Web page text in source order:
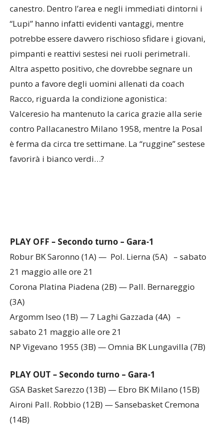
canestro. Dentro l’area e negli immediati dintorni i
“Lupi” hanno infatti evidenti vantaggi, mentre
potrebbe essere davvero rischioso sfidare i giovani,
pimpanti e reattivi sestesi nei ruoli perimetrali.
Altra aspetto positivo, che dovrebbe segnare un
punto a favore degli uomini allenati da coach
Racco, riguarda la condizione agonistica:
Valceresio ha mantenuto la carica grazie alla serie
contro Pallacanestro Milano 1958, mentre la Posal
è ferma da circa tre settimane. La “ruggine” sestese
favorirà i bianco verdi…?
PLAY OFF – Secondo turno – Gara-1
Robur BK Saronno (1A) — Pol. Lierna (5A) – sabato
21 maggio alle ore 21
Corona Platina Piadena (2B) — Pall. Bernareggio
(3A)
Argomm Iseo (1B) — 7 Laghi Gazzada (4A) –
sabato 21 maggio alle ore 21
NP Vigevano 1955 (3B) — Omnia BK Lungavilla (7B)
PLAY OUT – Secondo turno – Gara-1
GSA Basket Sarezzo (13B) — Ebro BK Milano (15B)
Aironi Pall. Robbio (12B) — Sansebasket Cremona
(14B)